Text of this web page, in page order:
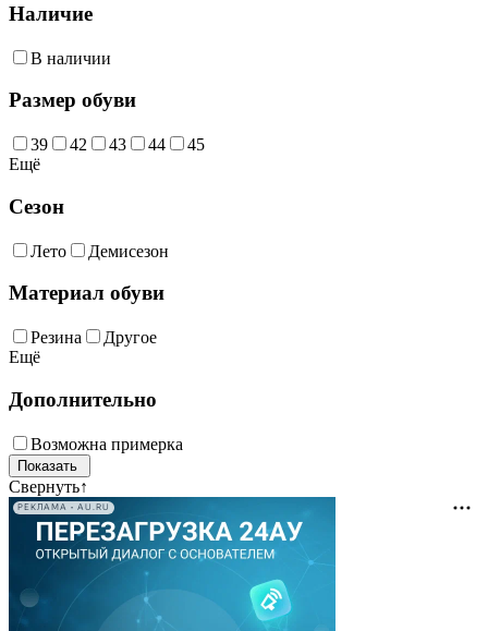
Наличие
В наличии
Размер обуви
39 42 43 44
45
Ещё
Сезон
Лето Демисезон
Материал обуви
Резина
Другое
Ещё
Дополнительно
Возможна примерка
Свернуть↑
РЕКЛАМА • AU.RU